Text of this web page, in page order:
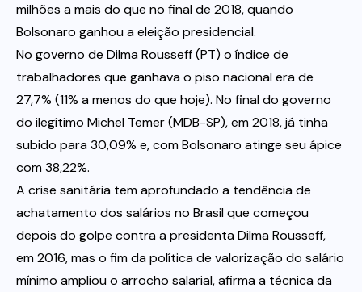
milhões a mais do que no final de 2018, quando
Bolsonaro ganhou a eleição presidencial.
No governo de Dilma Rousseff (PT) o índice de
trabalhadores que ganhava o piso nacional era de
27,7% (11% a menos do que hoje). No final do governo
do ilegítimo Michel Temer (MDB-SP), em 2018, já tinha
subido para 30,09% e, com Bolsonaro atinge seu ápice
com 38,22%.
A crise sanitária tem aprofundado a tendência de
achatamento dos salários no Brasil que começou
depois do golpe contra a presidenta Dilma Rousseff,
em 2016, mas o fim da política de valorização do salário
mínimo ampliou o arrocho salarial, afirma a técnica da